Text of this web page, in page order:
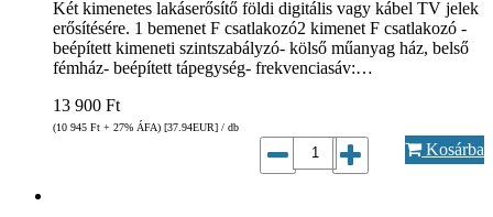
Két kimenetes lakáserősítő földi digitális vagy kábel TV jelek
erősítésére. 1 bemenet F csatlakozó2 kimenet F csatlakozó -
beépített kimeneti szintszabályzó- kölső műanyag ház, belső
fémház- beépített tápegység- frekvenciasáv:…
13 900 Ft
(10 945 Ft + 27% ÁFA) [37.94EUR] / db
Kosárba